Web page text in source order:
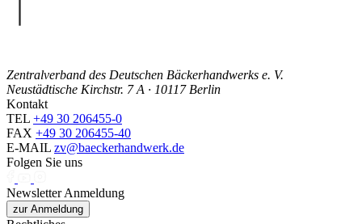
Zentralverband des Deutschen Bäckerhandwerks e. V.
Neustädtische Kirchstr. 7 A · 10117 Berlin
Kontakt
TEL +49 30 206455-0
FAX +49 30 206455-40
E-MAIL zv@baeckerhandwerk.de
Folgen Sie uns
Newsletter Anmeldung
zur Anmeldung